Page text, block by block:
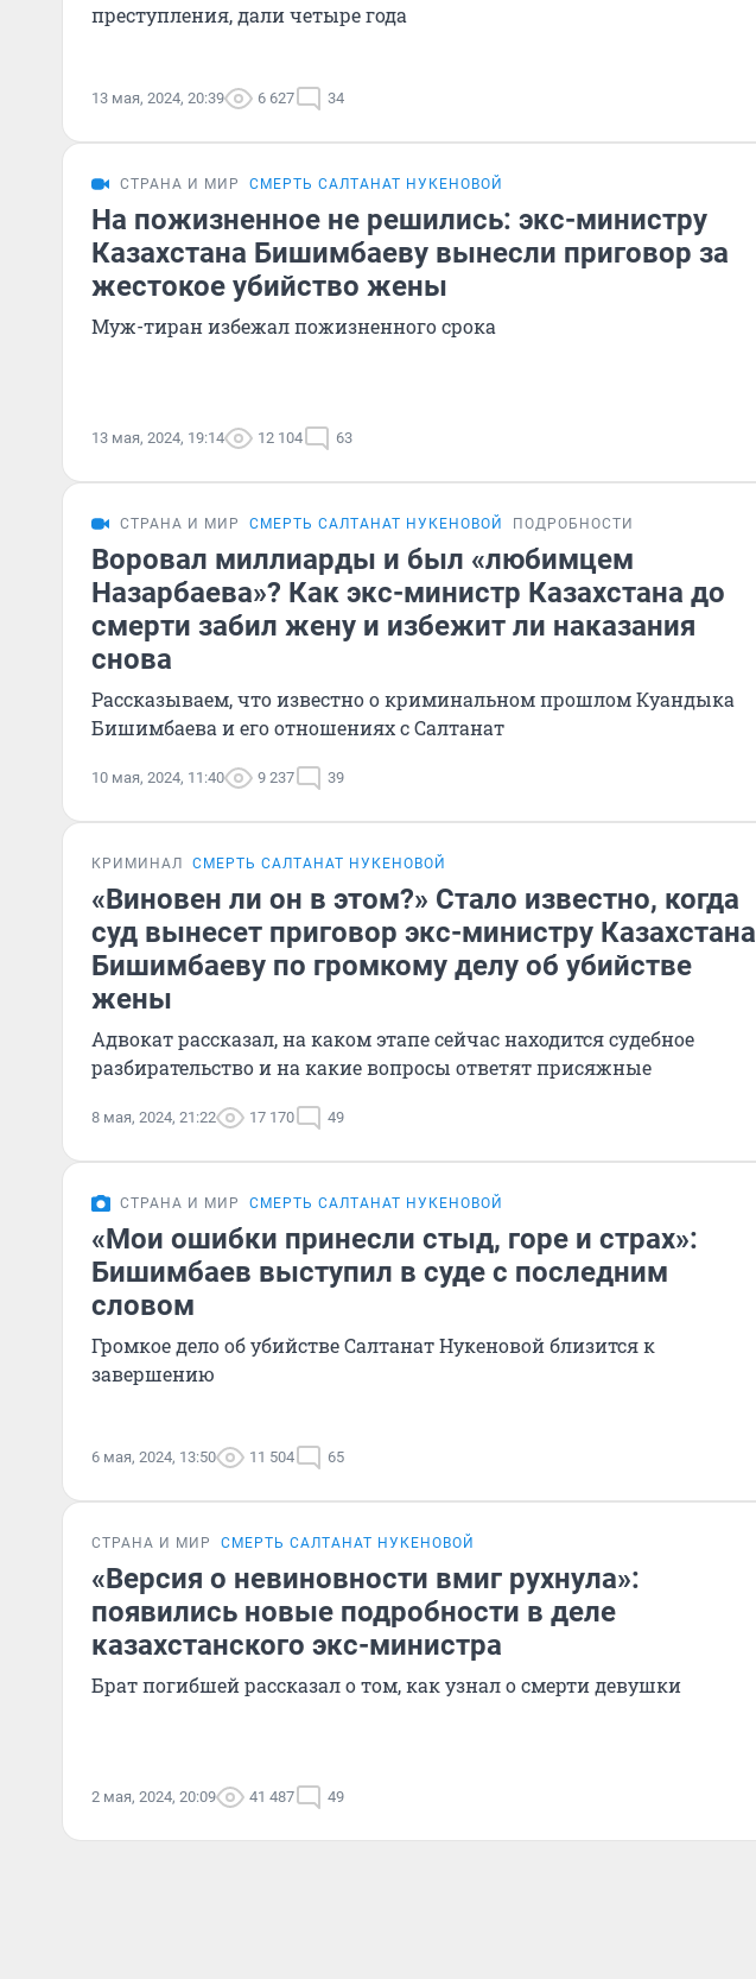
преступления, дали четыре года
13 мая, 2024, 20:39 6 627 34
СТРАНА И МИР СМЕРТЬ САЛТАНАТ НУКЕНОВОЙ
На пожизненное не решились: экс-министру
Казахстана Бишимбаеву вынесли приговор за
жестокое убийство жены
Муж-тиран избежал пожизненного срока
13 мая, 2024, 19:14 12 104 63
СТРАНА И МИР СМЕРТЬ САЛТАНАТ НУКЕНОВОЙ ПОДРОБНОСТИ
Воровал миллиарды и был «любимцем
Назарбаева»? Как экс-министр Казахстана до
смерти забил жену и избежит ли наказания
снова
Рассказываем, что известно о криминальном прошлом Куандыка
Бишимбаева и его отношениях с Салтанат
10 мая, 2024, 11:40 9 237 39
КРИМИНАЛ СМЕРТЬ САЛТАНАТ НУКЕНОВОЙ
«Виновен ли он в этом?» Стало известно, когда
суд вынесет приговор экс-министру Казахстана
Бишимбаеву по громкому делу об убийстве
жены
Адвокат рассказал, на каком этапе сейчас находится судебное
разбирательство и на какие вопросы ответят присяжные
8 мая, 2024, 21:22 17 170 49
СТРАНА И МИР СМЕРТЬ САЛТАНАТ НУКЕНОВОЙ
«Мои ошибки принесли стыд, горе и страх»:
Бишимбаев выступил в суде с последним
словом
Громкое дело об убийстве Салтанат Нукеновой близится к
завершению
6 мая, 2024, 13:50 11 504 65
СТРАНА И МИР СМЕРТЬ САЛТАНАТ НУКЕНОВОЙ
«Версия о невиновности вмиг рухнула»:
появились новые подробности в деле
казахстанского экс-министра
Брат погибшей рассказал о том, как узнал о смерти девушки
2 мая, 2024, 20:09 41 487 49